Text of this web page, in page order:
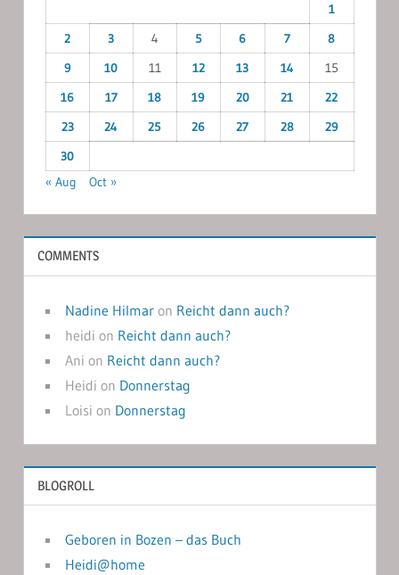
1
2
3 4 5 6 7
8
9
10 11 12 13 14
15
16
17 18 19 20 21
22
23
24 25 26 27 28
29
30
« Aug
Oct »
COMMENTS
Nadine Hilmaron Reicht dann auch?
heidi on Reicht dann auch?
Ani on Reicht dann auch?
Heidi on Donnerstag
Loisi on Donnerstag
BLOGROLL
Geboren in Bozen – das Buch
Heidi@home